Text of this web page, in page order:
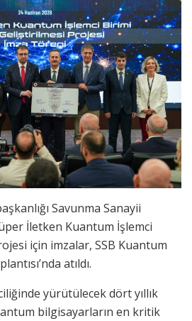
Savunma Sanayii
İletken Kuantum İşlemci
için imzalar, SSB Kuantum
atıldı.
yürütülecek dört yıllık
bilgisayarların en kritik